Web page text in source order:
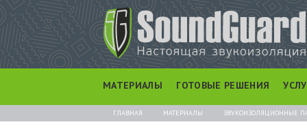
МАТЕРИАЛЫ ГОТОВЫЕ РЕШЕНИЯ
ГЛАВНАЯ МАТЕРИАЛЫ ЗВУКОИЗОЛЯЦИОННЫЕ